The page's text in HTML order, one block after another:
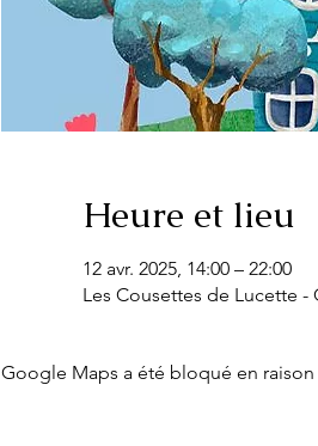
Heure et lieu
12 avr. 2025, 14:00 – 22:00
Les Cousettes de Lucette -
Google Maps a été bloqué en